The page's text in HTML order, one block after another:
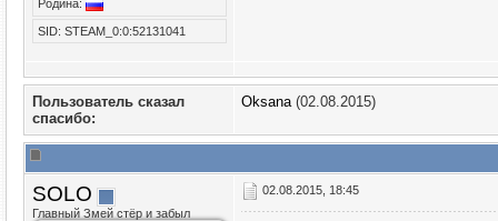
Родина:
SID: STEAM_0:0:52131041
Пользователь сказал
cпасибо:
Oksana(02.08.2015)
SOLO
Главный Змей стёр и забыл
02.08.2015, 18:45